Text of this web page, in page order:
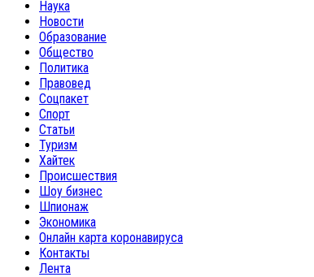
Наука
Новости
Образование
Общество
Политика
Правовед
Соцпакет
Спорт
Статьи
Туризм
Хайтек
Происшествия
Шоу бизнес
Шпионаж
Экономика
Онлайн карта коронавируса
Контакты
Лента